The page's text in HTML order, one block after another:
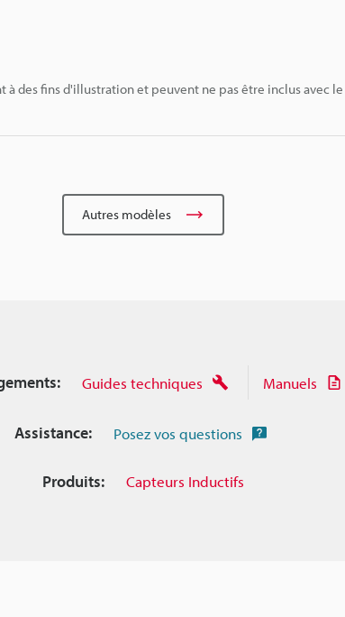
des fins d'illustration et peuvent ne pas être inclus avec
Autres modèles
Guides techniques Manuels
Assistance: Posez vos questions
Produits: Capteurs Inductifs